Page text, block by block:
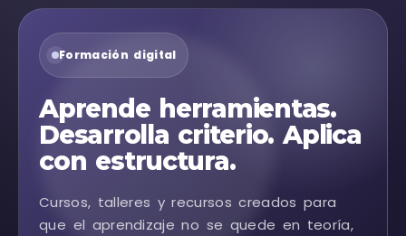
Formación digital
Aprende herramientas.
Desarrolla criterio. Aplica
con estructura.
Cursos, talleres y recursos creados para
que el aprendizaje no se quede en teoría,